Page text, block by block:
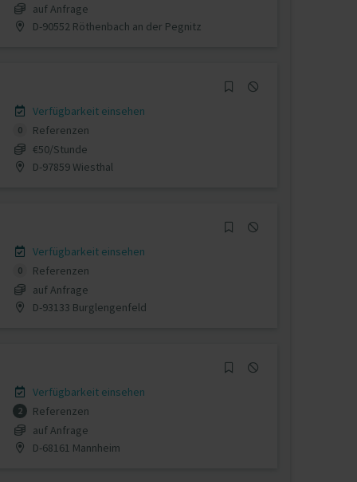
auf Anfrage
D-90552 Röthenbach an der Pegnitz
Verfügbarkeit einsehen
0
Referenzen
€50/Stunde
D-97859 Wiesthal
Verfügbarkeit einsehen
0
Referenzen
auf Anfrage
D-93133 Burglengenfeld
Verfügbarkeit einsehen
2
Referenzen
auf Anfrage
D-68161 Mannheim